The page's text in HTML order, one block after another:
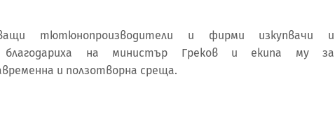
тютюнопроизводители и фирми изкупвачи и
благодариха на министър Греков и екипа му за
и ползотворна среща.